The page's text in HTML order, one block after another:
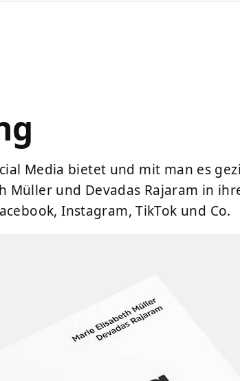
Media bietet und mit man es
Müller und Devadas Rajaram in
Instagram, TikTok und Co.